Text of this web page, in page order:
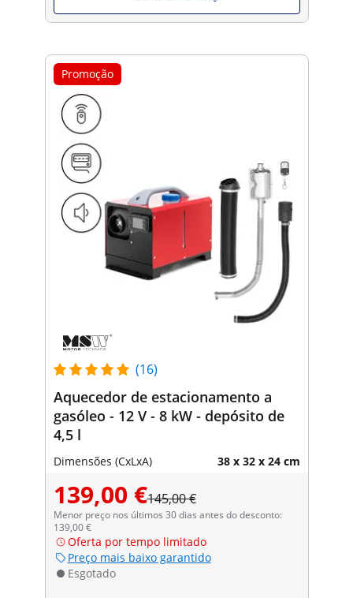
Promoção
(16)
Aquecedor de estacionamento a
gasóleo - 12 V - 8 kW - depósito de
4,5 l
Dimensões (CxLxA) 38 x 32 x 24 cm
139,00 €145,00 €
Menor preço nos últimos 30 dias antes do desconto:
139,00 €
Oferta por tempo limitado
Preço mais baixo garantido
Esgotado